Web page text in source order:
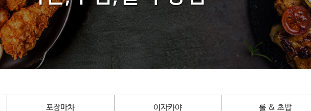
포장마차 이자카야 롤 & 초밥